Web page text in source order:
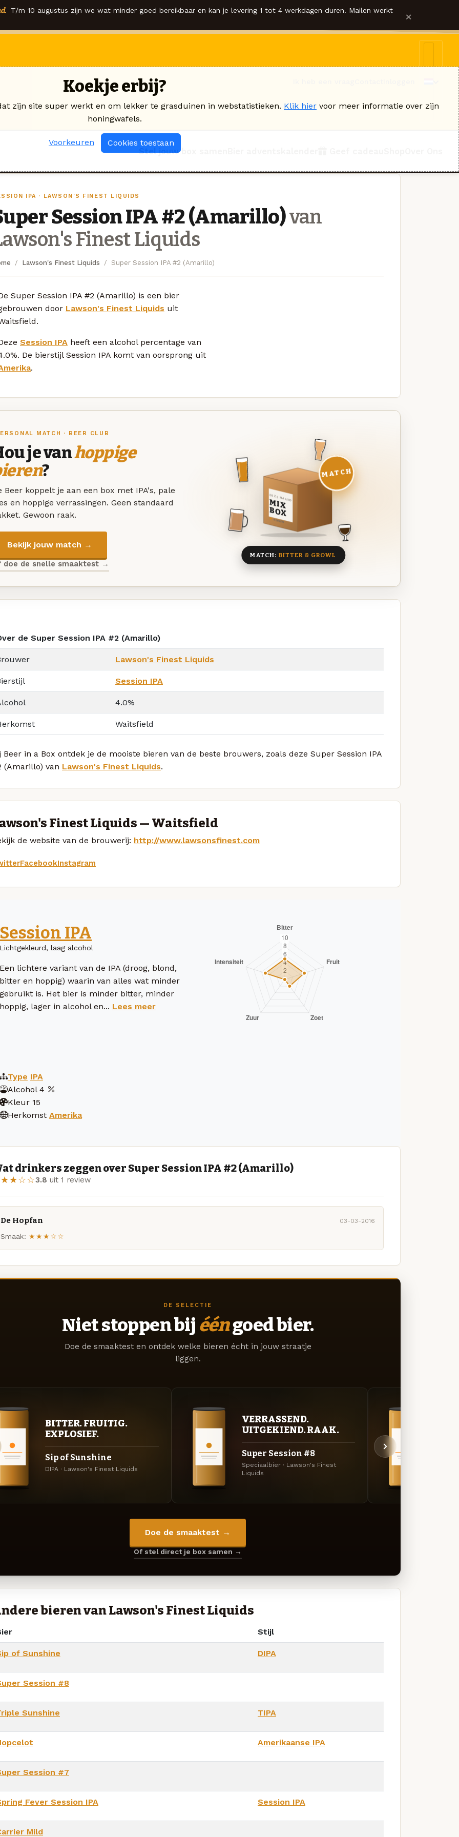
T/m 10 augustus zijn we wat minder goed bereikbaar en kan je levering 1 tot 4 werkdagen duren. Mailen werkt ×
Stel jouw box samen
IPA · LAWSON'S FINEST LIQUIDS
Session IPA #2 (Amarillo)van
Finest Liquids
Lawson's Finest Liquids Super Session IPA #2 (Amarillo)
Super Session IPA #2 (Amarillo) is een bier
door Lawson's Finest Liquids uit
Session IPA heeft een alcohol percentage van
De bierstijl Session IPA komt van oorsprong uit
.
MATCH · BEER CLUB
je vanhoppige
?
Beer koppelt je aan een box met IPA's, pale
en hoppige verrassingen. Geen standaard
Gewoon raak.
Bekijk jouw match →
doe de snelle smaaktest →
DEZE MAAND
MIX
BOX
8 BIEREN
MATCH
MATCH: BITTER & GROWL
de Super Session IPA #2 (Amarillo)
Lawson's Finest Liquids
Session IPA
4.0%
Waitsfield
Beer in a Box ontdek je de mooiste bieren van de beste brouwers, zoals deze Super Session IPA
(Amarillo) van Lawson's Finest Liquids.
Finest Liquids — Waitsfield
de website van de brouwerij: http://www.lawsonsfinest.com
FacebookInstagram
Session IPA
Lichtgekleurd, laag alcohol
Een lichtere variant van de IPA (droog, blond,
bitter en hoppig) waarin van alles wat minder
gebruikt is. Het bier is minder bitter, minder
hoppig, lager in alcohol en... Lees meer
Type IPA
Alcohol 4
Kleur 15
Herkomst Amerika
drinkers zeggen over Super Session IPA #2 (Amarillo)
3.8 uit 1 review
De Hopfan 03-03-2016
Smaak: ★★★☆☆
DE SELECTIE
Niet stoppen bij ééngoed bier.
Doe de smaaktest en ontdek welke bieren écht in jouw straatje
liggen.
BITTER. FRUITIG.
EXPLOSIEF.
Sip of Sunshine
DIPA · Lawson's Finest Liquids
VERRASSEND.
UITGEKIEND. RAAK.
Super Session #8
Speciaalbier · Lawson's Finest
Liquids
Doe de smaaktest →
Of stel direct je box samen →
bieren van Lawson's Finest Liquids
Stijl
of Sunshine DIPA
Session #8
Sunshine TIPA
Amerikaanse IPA
Session #7
Fever Session IPA Session IPA
Mild
Koekje erbij?
zijn site super werkt en om lekker te grasduinen in webstatistieken. Klik hier voor meer informatie over zijn
honingwafels.
Voorkeuren Cookies toestaan